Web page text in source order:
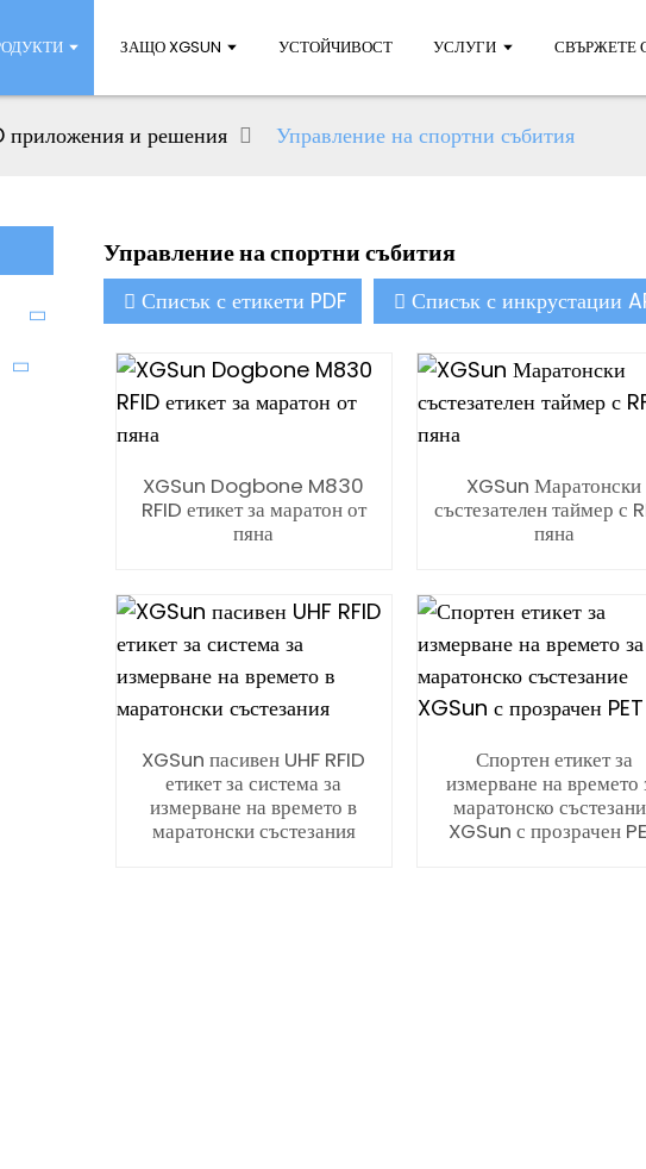
ЗАЩО XGSUN УСТОЙЧИВОСТ УСЛУГИ СВЪРЖЕТЕ
приложения и решения Управление на спортни събития
Управление на спортни събития
Списък с етикети PDF Списък с инкрустации
XGSun Dogbone M830
RFID етикет за маратон от
пяна
XGSun Маратонски
състезателен таймер с
пяна
XGSun пасивен UHF RFID
етикет за система за
измерване на времето в
маратонски състезания
Спортен етикет за
измерване на времето
маратонско
XGSun с прозрачен